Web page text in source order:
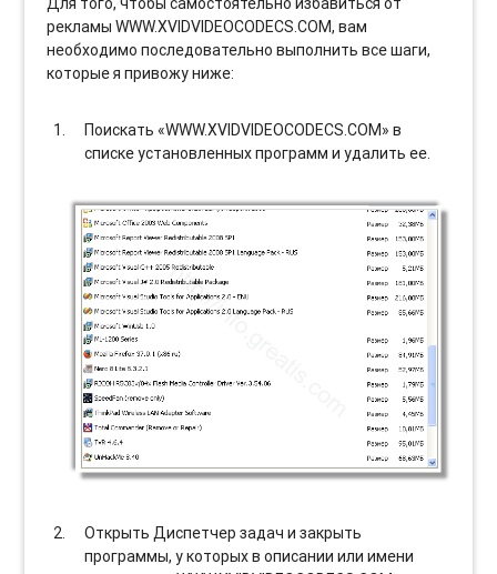
рекламы WWW.XVIDVIDEOCODECS.COM, вам
необходимо последовательно выполнить все шаги,
которые я привожу ниже:
Поискать «WWW.XVIDVIDEOCODECS.COM» в
списке установленных программ и удалить ее.
Открыть Диспетчер задач и закрыть
программы, у которых в описании или имени